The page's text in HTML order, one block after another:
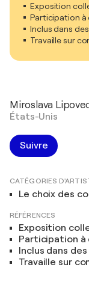
Exposition
Participation à
Inclus dans
Travaille sur
Miroslava
États-Unis
Suivre
CATÉGORIES
Le choix des
RÉFÉRENCES
Exposition
Participation à
Inclus dans
Travaille sur